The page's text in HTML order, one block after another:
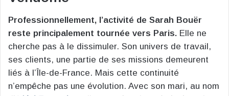
Professionnellement, l’activité de Sarah Bouër
reste principalement tournée vers Paris. Elle ne
cherche pas à le dissimuler. Son univers de travail,
ses clients, une partie de ses missions demeurent
liés à l’Île-de-France. Mais cette continuité
n’empêche pas une évolution. Avec son mari, au nom